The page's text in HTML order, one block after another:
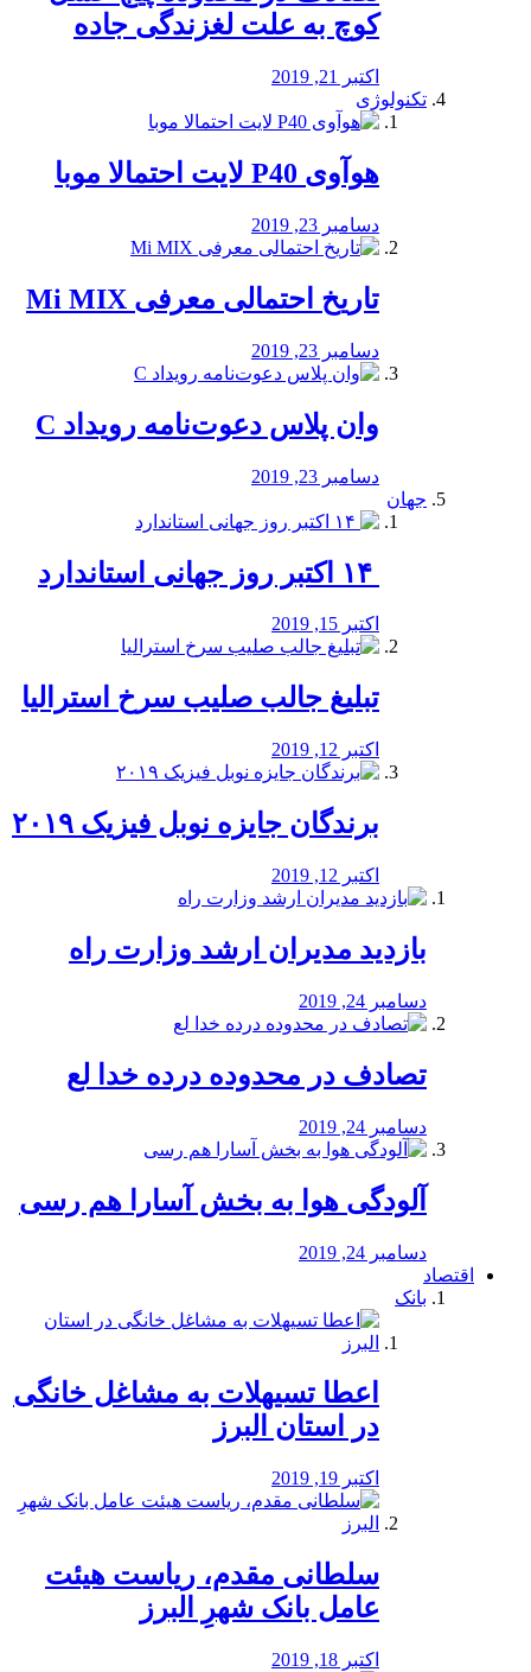
کوچ به علت لغزندگی جاده
اکتبر 21, 2019
تکنولوژی
هوآوی P40 لایت احتمالا موبا
دسامبر 23, 2019
تاریخ احتمالی معرفی Mi MIX
دسامبر 23, 2019
وان پلاس دعوت‌نامه رویداد C
دسامبر 23, 2019
جهان
اکتبر 15, 2019
تبلیغ جالب صلیب سرخ استرالیا
اکتبر 12, 2019
برندگان جایزه نوبل فیزیک ۲۰۱۹
اکتبر 12, 2019
بازدید مدیران ارشد وزارت راه
دسامبر 24, 2019
تصادف در محدوده درده خدا لع
دسامبر 24, 2019
آلودگی هوا به بخش آسارا هم رسی
دسامبر 24, 2019
اقتصاد
بانک
️اعطا تسیهلات به مشاغل خانگی
در استان البرز
اکتبر 19, 2019
سلطانی مقدم، ریاست هیئت
عامل بانک شهرِ البرز
اکتبر 18, 2019